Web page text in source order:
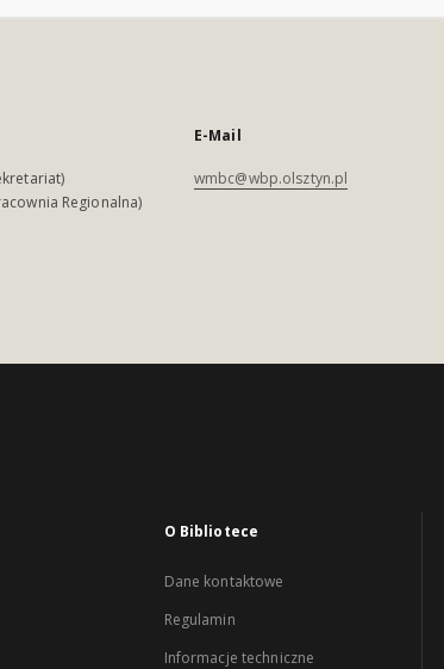
Regionalna)
E-Mail
wmbc@wbp.olsztyn.pl
O Bibliotece
Dane kontaktowe
Regulamin
Informacje techniczne